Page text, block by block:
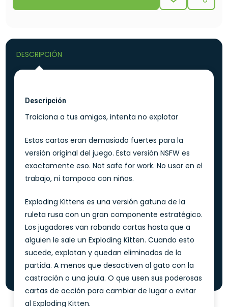
ADD
DESCRIPCIÓN
Descripción
Traiciona a tus amigos, intenta no explotar
Estas cartas eran demasiado fuertes para la
versión original del juego. Esta versión NSFW es
exactamente eso. Not safe for work. No usar en el
trabajo, ni tampoco con niños.
Exploding Kittens es una versión gatuna de la
ruleta rusa con un gran componente estratégico.
Los jugadores van robando cartas hasta que a
alguien le sale un Exploding Kitten. Cuando esto
sucede, explotan y quedan eliminados de la
partida. A menos que desactiven al gato con la
castración o una jaula. O que usen sus poderosas
cartas de acción para cambiar de lugar o evitar
al Exploding Kitten.